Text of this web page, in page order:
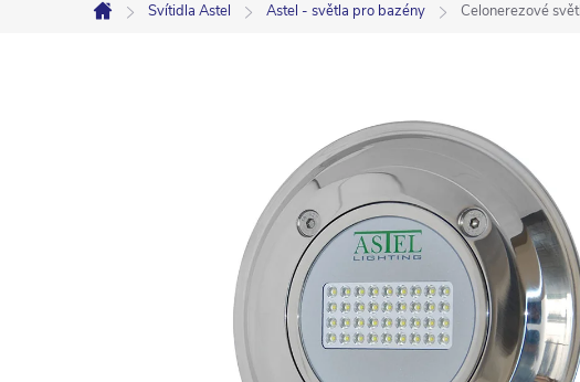
Domů
Svítidla Astel Astel - světla pro bazény Celonerezové